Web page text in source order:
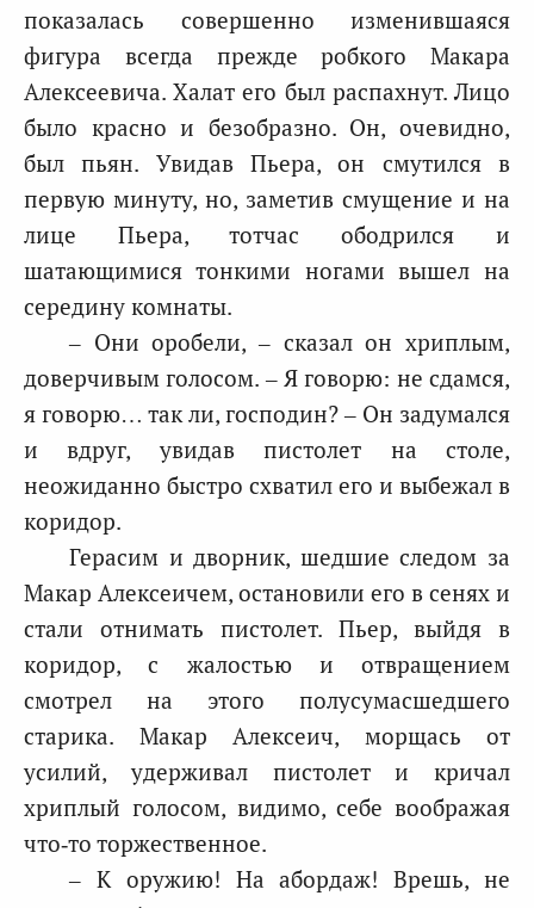
показалась совершенно изменившаяся
фигура всегда прежде робкого Макара
Алексеевича. Халат его был распахнут. Лицо
было красно и безобразно. Он, очевидно,
был пьян. Увидав Пьера, он смутился в
первую минуту, но, заметив смущение и на
лице Пьера, тотчас ободрился и
шатающимися тонкими ногами вышел на
середину комнаты.
– Они оробели, – сказал он хриплым,
доверчивым голосом. – Я говорю: не сдамся,
я говорю… так ли, господин? – Он задумался
и вдруг, увидав пистолет на столе,
неожиданно быстро схватил его и выбежал в
коридор.
Герасим и дворник, шедшие следом за
Макар Алексеичем, остановили его в сенях и
стали отнимать пистолет. Пьер, выйдя в
коридор, с жалостью и отвращением
смотрел на этого полусумасшедшего
старика. Макар Алексеич, морщась от
усилий, удерживал пистолет и кричал
хриплый голосом, видимо, себе воображая
что‑то торжественное.
– К оружию! На абордаж! Врешь, не